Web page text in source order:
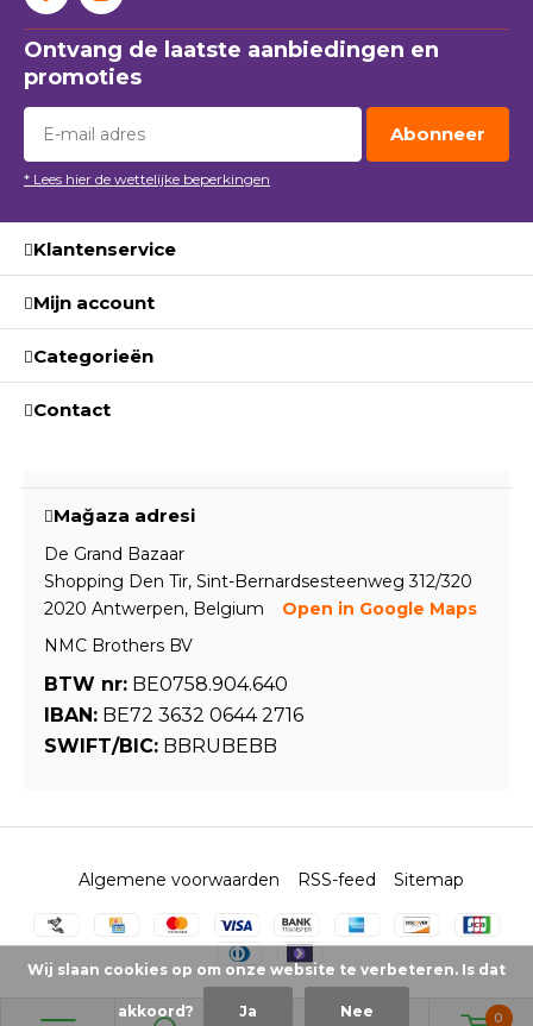
0
Ontvang de laatste aanbiedingen en
promoties
Abonneer
* Lees hier de wettelijke beperkingen
Klantenservice
Mijn account
Categorieën
Contact
Mağaza adresi
De Grand Bazaar
Shopping Den Tir, Sint-Bernardsesteenweg 312/320
2020 Antwerpen, Belgium
Open in Google Maps
NMC Brothers BV
BTW nr: BE0758.904.640
IBAN: BE72 3632 0644 2716
SWIFT/BIC: BBRUBEBB
Algemene voorwaarden RSS-feed Sitemap
Wij slaan cookies op om onze website te verbeteren. Is dat
akkoord? Ja Nee